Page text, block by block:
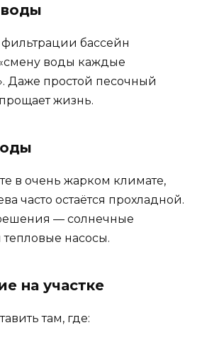
бассейн
воды каждые
Даже простой песочный
жизнь.
в очень жарком климате,
часто остаётся прохладной.
— солнечные
насосы.
на участке
там, где: